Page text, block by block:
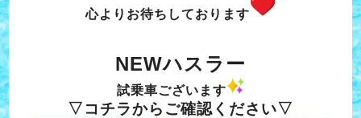
心よりお待ちしております
NEWハスラー
試乗車ございます
▽コチラからご確認ください▽